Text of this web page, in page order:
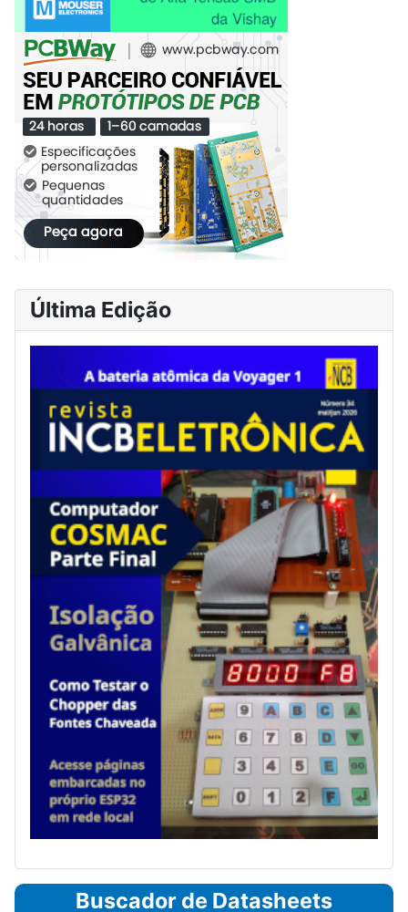
Última Edição
Buscador de Datasheets